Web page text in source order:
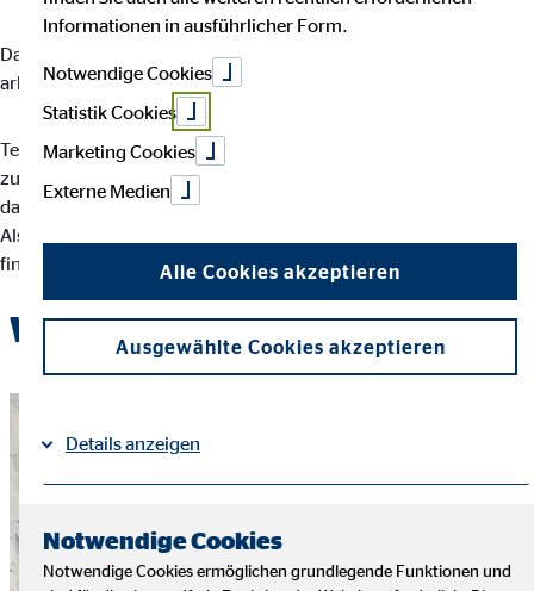
Dann bist du bei uns richtig. Wir glauben, dass man am besten
arbeitet, wenn man seinem eigenen Rhythmus folgt.
Teamarbeit und intensiver Austausch sind für uns der Schlüssel
zu besten Ergebnissen. Dein Arbeitsalltag ist abwechslungsreich,
da jede Kundin und jeder Kunde individuelle Lösungen braucht.
Als OVB-Berater*in unterstützt du deine Kund*innen bei
finanziellen Entscheidungen und der Erreichung ihrer Ziele.
Werde Teil des OVB-Teams
Informationen in ausführlicher Form.
Notwendige Cookies
Statistik Cookies
Marketing Cookies
Externe Medien
Alle Cookies akzeptieren
Ausgewählte Cookies akzeptieren
Details anzeigen
Notwendige Cookies
Notwendige Cookies ermöglichen grundlegende Funktionen und